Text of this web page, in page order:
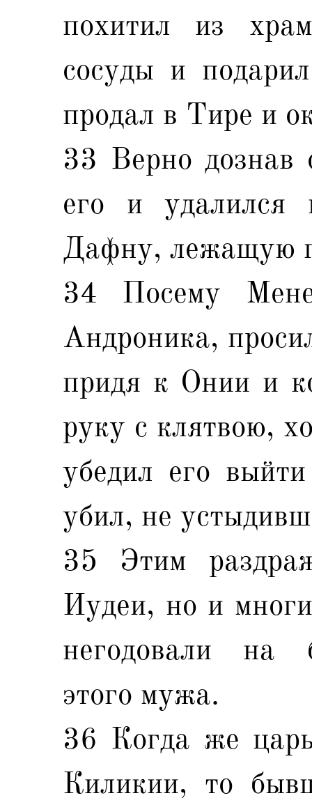
похитил из
сосуды и
продал в Тире и
33 Верно дознав
его и удалился
Дафну, лежащую
34 Посему
Андроника,
придя к Онии и
руку с клятвою,
убедил его
убил, не
35 Этим
Иудеи, но и
негодовали на
этого мужа.
36 Когда же
Киликии, то